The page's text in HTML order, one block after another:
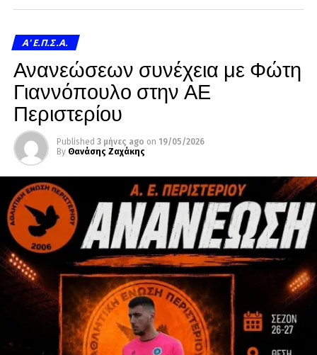
A' Ε.Π.Σ.Α.
Ανανεώσεων συνέχεια με Φώτη
Γιαννόπουλο στην ΑΕ
Περιστερίου
Published 3 μήνες ago on 19/05/2026
By Θανάσης Ζαχάκης